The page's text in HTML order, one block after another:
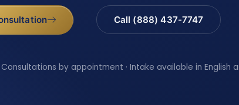
Call (888) 437-7747
by appointment · Intake available in English